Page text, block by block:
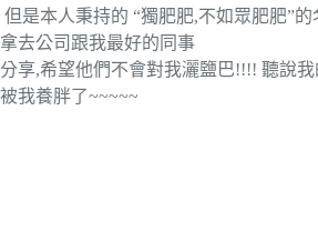
但是本人秉持的 “獨肥肥,不如眾肥肥”
拿去公司跟我最好的同事
分享,希望他們不會對我灑鹽巴!!!! 聽說
被我養胖了~~~~~